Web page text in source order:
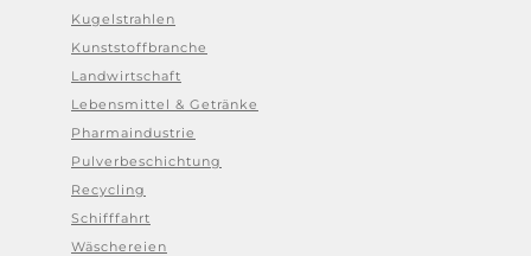
Kugelstrahlen
Kunststoffbranche
Landwirtschaft
Lebensmittel & Getränke
Pharmaindustrie
Pulverbeschichtung
Recycling
Schifffahrt
Wäschereien